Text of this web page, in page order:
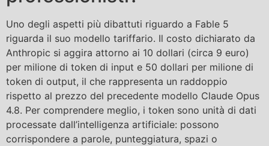
Uno degli aspetti più dibattuti riguardo a Fable 5
riguarda il suo modello tariffario. Il costo dichiarato da
Anthropic si aggira attorno ai 10 dollari (circa 9 euro)
per milione di token di input e 50 dollari per milione di
token di output, il che rappresenta un raddoppio
rispetto al prezzo del precedente modello Claude Opus
4.8. Per comprendere meglio, i token sono unità di dati
processate dall’intelligenza artificiale: possono
corrispondere a parole, punteggiatura, spazi o